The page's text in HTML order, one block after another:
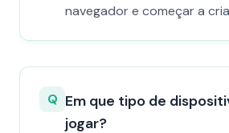
navegador e começar a
Q Em que tipo de
jogar?